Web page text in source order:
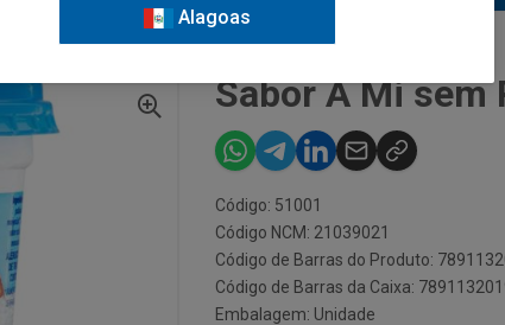
Sabor A Mi sem
Código: 51001
Código NCM: 21039021
Código de Barras do Produto:
Código de Barras da Caixa:
Embalagem: Unidade
Alagoas